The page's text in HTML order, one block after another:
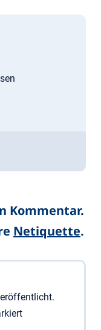
Kommentar.
Netiquette.